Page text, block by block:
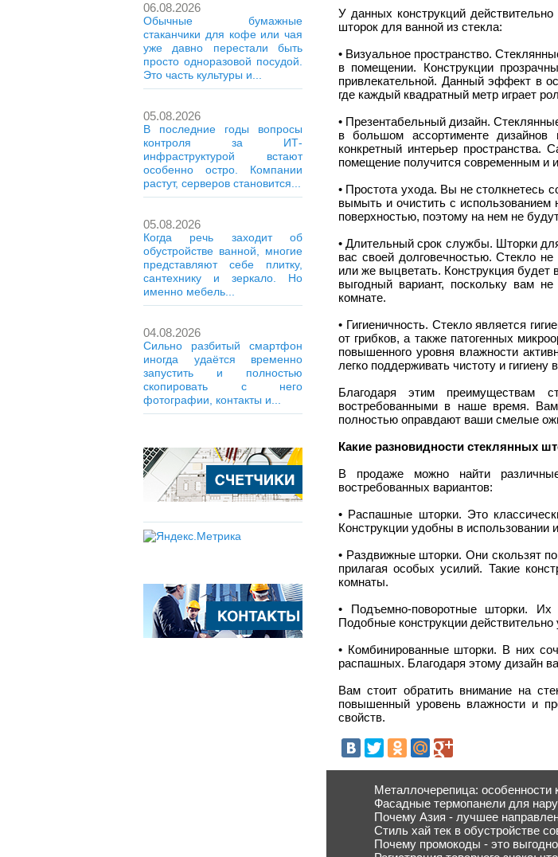
06.08.2026
Обычные бумажные
стаканчики для кофе или чая
уже давно перестали быть
просто одноразовой посудой.
Это часть культуры и...
05.08.2026
В последние годы вопросы
контроля за ИТ-
инфраструктурой встают
особенно остро. Компании
растут, серверов становится...
05.08.2026
Когда речь заходит об
обустройстве ванной, многие
представляют себе плитку,
сантехнику и зеркало. Но
именно мебель...
04.08.2026
Сильно разбитый смартфон
иногда удаётся временно
запустить и полностью
скопировать с него
фотографии, контакты и...
У данных конструкций
шторок для ванной из стекла:
• Визуальное пространство.
в помещении. Конструкции
привлекательной. Данный эффект в
где каждый квадратный метр играет
• Презентабельный дизайн.
в большом ассортименте
конкретный интерьер пространства.
помещение получится современным и
• Простота ухода. Вы не столкнетесь
вымыть и очистить с использованием
поверхностью, поэтому на нем не
• Длительный срок службы. Шторки
вас своей долговечностью. Стекло
или же выцветать. Конструкция будет
выгодный вариант, поскольку вам
комнате.
• Гигиеничность. Стекло является
от грибков, а также патогенных
повышенного уровня влажности
легко поддерживать чистоту и гигиену
Благодаря этим преимуществам
востребованными в наше время.
полностью оправдают ваши смелые
Какие разновидности стеклянных
В продаже можно найти
востребованных вариантов:
• Распашные шторки. Это
Конструкции удобны в
• Раздвижные шторки. Они скользят
прилагая особых усилий. Такие
комнаты.
• Подъемно-поворотные шторки.
Подобные конструкции
• Комбинированные шторки. В них
распашных. Благодаря этому дизайн
Вам стоит обратить внимание на
повышенный уровень влажности и
свойств.
Металлочерепица: особенности
Фасадные термопанели для
Почему Азия - лучшее
Стиль хай тек в обустройстве
Почему промокоды - это выгодно